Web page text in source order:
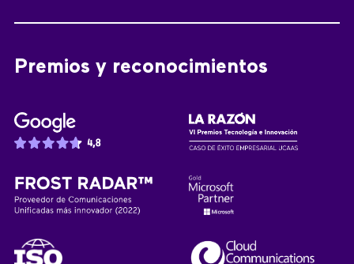
Premios y reconocimientos